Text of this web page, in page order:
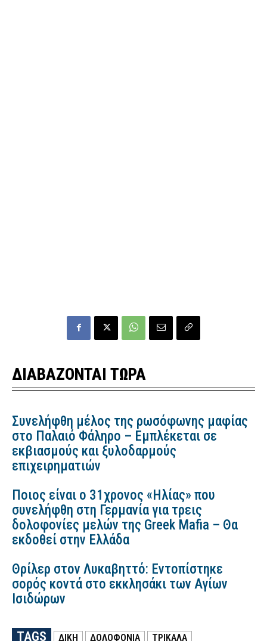
ΔΙΑΒΑΖΟΝΤΑΙ ΤΩΡΑ
Συνελήφθη μέλος της ρωσόφωνης μαφίας
στο Παλαιό Φάληρο – Εμπλέκεται σε
εκβιασμούς και ξυλοδαρμούς
επιχειρηματιών
Ποιος είναι ο 31χρονος «Ηλίας» που
συνελήφθη στη Γερμανία για τρεις
δολοφονίες μελών της Greek Mafia – Θα
εκδοθεί στην Ελλάδα
Θρίλερ στον Λυκαβηττό: Εντοπίστηκε
σορός κοντά στο εκκλησάκι των Αγίων
Ισιδώρων
TAGS ΔΙΚΗ ΔΟΛΟΦΟΝΙΑ ΤΡΙΚΑΛΑ